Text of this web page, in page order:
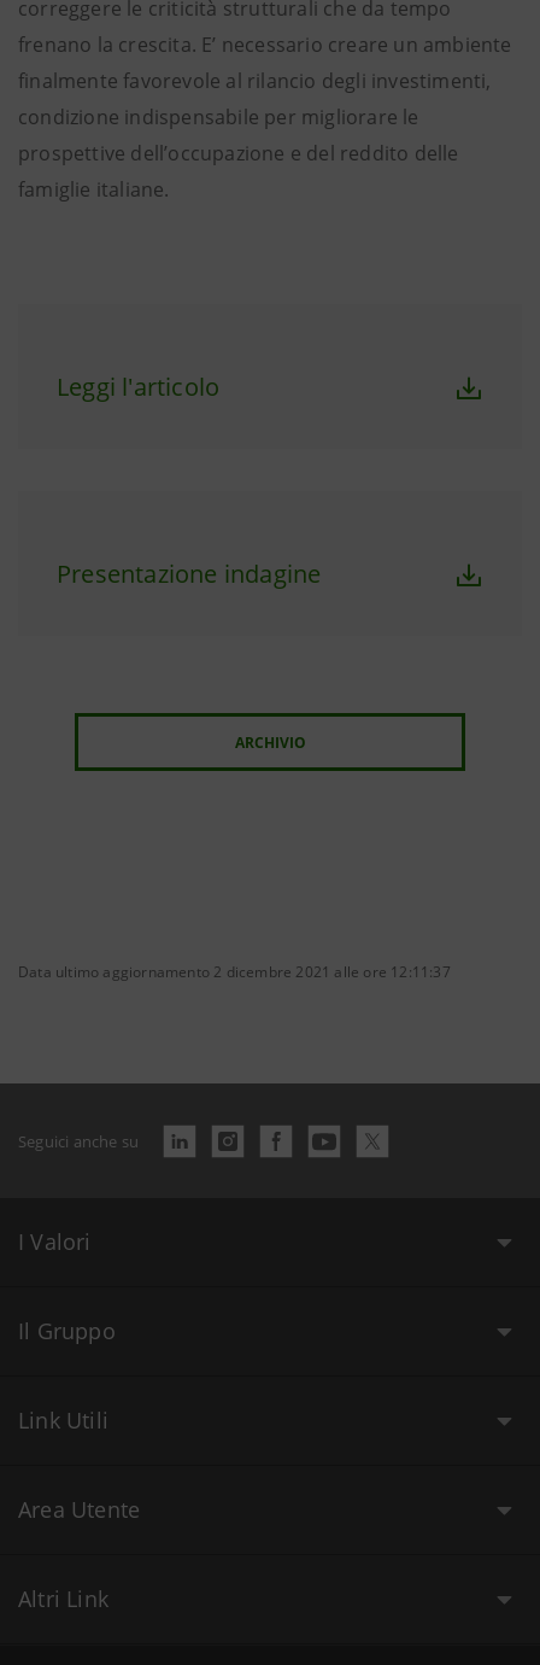
correggere le criticità strutturali che da tempo
frenano la crescita. E’ necessario creare un ambiente
finalmente favorevole al rilancio degli investimenti,
condizione indispensabile per migliorare le
prospettive dell’occupazione e del reddito delle
famiglie italiane.
Leggi l'articolo
Presentazione indagine
ARCHIVIO
Data ultimo aggiornamento 2 dicembre 2021 alle ore 12:11:37
Seguici anche su
I Valori
Il Gruppo
Link Utili
Area Utente
Altri Link